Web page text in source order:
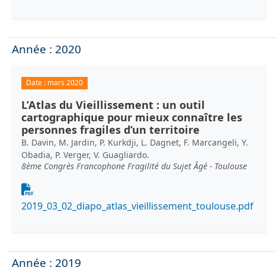
Année : 2020
Date : mars 2020
L’Atlas du Vieillissement : un outil
cartographique pour mieux connaître les
personnes fragiles d’un territoire
B. Davin, M. Jardin, P. Kurkdji, L. Dagnet, F. Marcangeli, Y.
Obadia, P. Verger, V. Guagliardo.
8ème Congrès Francophone Fragilité du Sujet Âgé - Toulouse
Document
2019_03_02_diapo_atlas_vieillissement_toulouse.pdf
Année : 2019